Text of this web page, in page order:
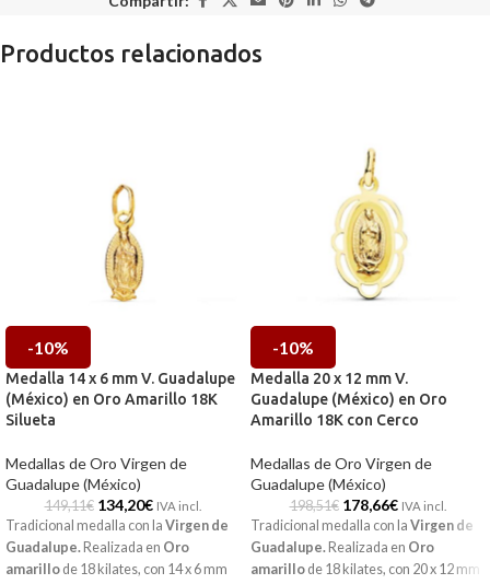
Productos relacionados
-10%
Medalla 14 x 6 mm V. Guadalupe
(México) en Oro Amarillo 18K
Silueta
Medallas de Oro Virgen de
Guadalupe (México)
149,11€ 134,20€ IVA incl.
Tradicional medalla con la Virgen de
Guadalupe. Realizada en Oro
amarillo de 18 kilates, con 14 x 6 mm
-10%
Medalla 20 x 12 mm V.
Guadalupe (México) en Oro
Amarillo 18K con Cerco
Medallas de Oro Virgen de
Guadalupe (México)
198,51€ 178,66€ IVA incl.
Tradicional medalla con la Virgen de
Guadalupe. Realizada en Oro
amarillo de 18 kilates, con 20 x 12 mm